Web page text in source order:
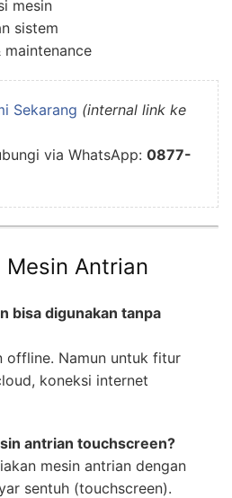
mesin
sistem
maintenance
Sekarang (internal link ke
via WhatsApp: 0877-
Mesin Antrian
bisa digunakan tanpa
offline. Namun untuk fitur
koneksi internet
antrian touchscreen?
mesin antrian dengan
sentuh (touchscreen).